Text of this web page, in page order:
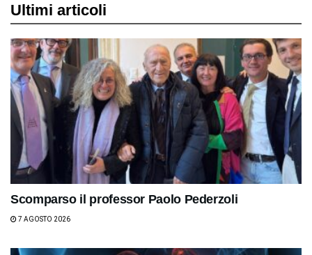
Ultimi articoli
Scomparso il professor Paolo Pederzoli
7 AGOSTO 2026